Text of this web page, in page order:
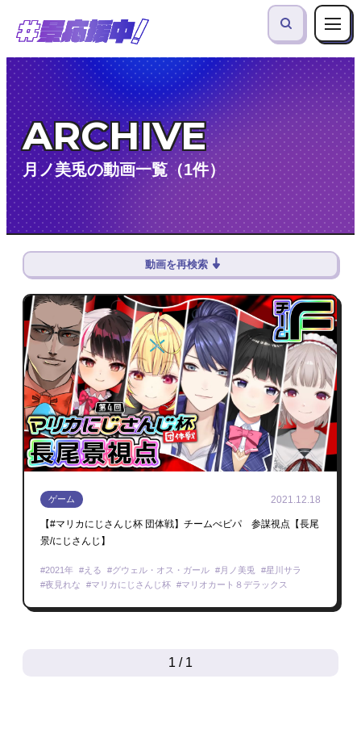
ARCHIVE
月ノ美兎の動画一覧（1件）
動画を再検索
ゲーム 2021.12.18
【#マリカにじさんじ杯 団体戦】チームべビパ 参謀視点【長尾
景/にじさんじ】
2021年 える グウェル・オス・ガール 月ノ美兎
星川サラ
夜見れな
マリカにじさんじ杯 マリオカート８デラックス
1 / 1